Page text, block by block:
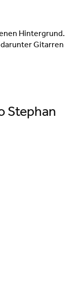
Stephan